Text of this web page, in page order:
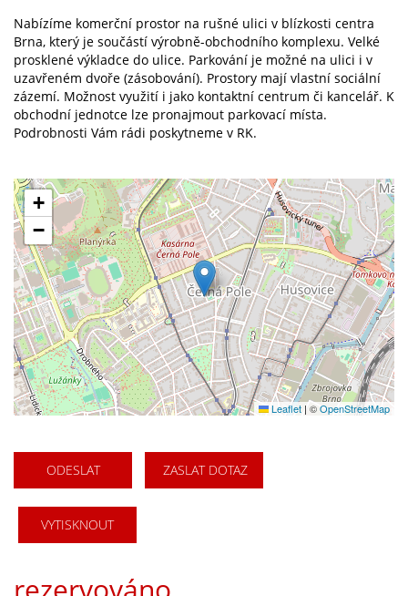
Nabízíme komerční prostor na rušné ulici v blízkosti centra
Brna, který je součástí výrobně-obchodního komplexu. Velké
prosklené výkladce do ulice. Parkování je možné na ulici i v
uzavřeném dvoře (zásobování). Prostory mají vlastní sociální
zázemí. Možnost využití i jako kontaktní centrum či kancelář. K
obchodní jednotce lze pronajmout parkovací místa.
Podrobnosti Vám rádi poskytneme v RK.
+
−
Leaflet | ©OpenStreetMap
ODESLAT ZASLAT DOTAZ
VYTISKNOUT